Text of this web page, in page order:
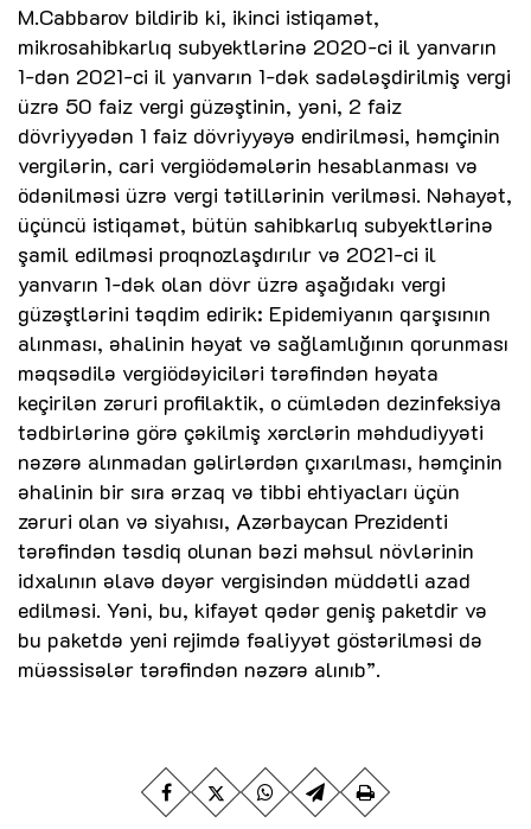
M.Cabbarov bildirib ki, ikinci istiqamət,
mikrosahibkarlıq subyektlərinə 2020-ci il yanvarın
1-dən 2021-ci il yanvarın 1-dək sadələşdirilmiş vergi
üzrə 50 faiz vergi güzəştinin, yəni, 2 faiz
dövriyyədən 1 faiz dövriyyəyə endirilməsi, həmçinin
vergilərin, cari vergiödəmələrin hesablanması və
ödənilməsi üzrə vergi tətillərinin verilməsi. Nəhayət,
üçüncü istiqamət, bütün sahibkarlıq subyektlərinə
şamil edilməsi proqnozlaşdırılır və 2021-ci il
yanvarın 1-dək olan dövr üzrə aşağıdakı vergi
güzəştlərini təqdim edirik: Epidemiyanın qarşısının
alınması, əhalinin həyat və sağlamlığının qorunması
məqsədilə vergiödəyiciləri tərəfindən həyata
keçirilən zəruri profilaktik, o cümlədən dezinfeksiya
tədbirlərinə görə çəkilmiş xərclərin məhdudiyyəti
nəzərə alınmadan gəlirlərdən çıxarılması, həmçinin
əhalinin bir sıra ərzaq və tibbi ehtiyacları üçün
zəruri olan və siyahısı, Azərbaycan Prezidenti
tərəfindən təsdiq olunan bəzi məhsul növlərinin
idxalının əlavə dəyər vergisindən müddətli azad
edilməsi. Yəni, bu, kifayət qədər geniş paketdir və
bu paketdə yeni rejimdə fəaliyyət göstərilməsi də
müəssisələr tərəfindən nəzərə alınıb”.